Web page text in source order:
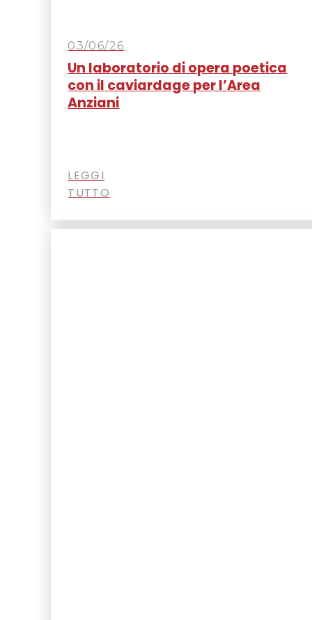
03/06/26
Un laboratorio di opera poetica
con il caviardage per l’Area
Anziani
LEGGI
TUTTO